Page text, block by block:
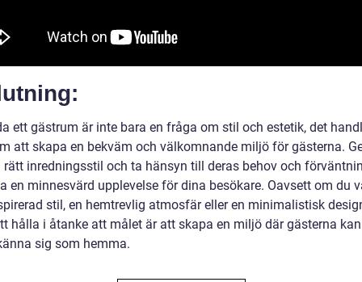
ett gästrum är inte bara en fråga om stil och estetik, det
att skapa en bekväm och välkomnande miljö för gästerna.
inredningsstil och ta hänsyn till deras behov och
en minnesvärd upplevelse för dina besökare. Oavsett om du
stil, en hemtrevlig atmosfär eller en minimalistisk
hålla i åtanke att målet är att skapa en miljö där gästerna
sig som hemma.